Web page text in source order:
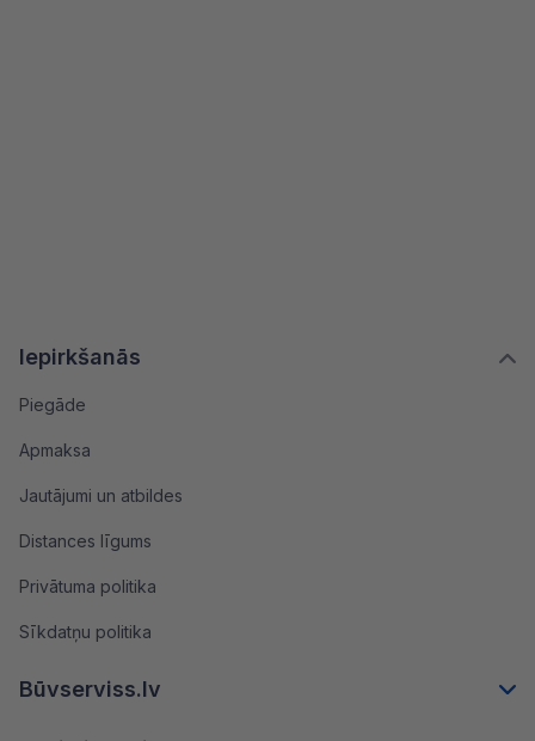
Iepirkšanās
Piegāde
Apmaksa
Jautājumi un atbildes
Distances līgums
Privātuma politika
Sīkdatņu politika
Būvserviss.lv